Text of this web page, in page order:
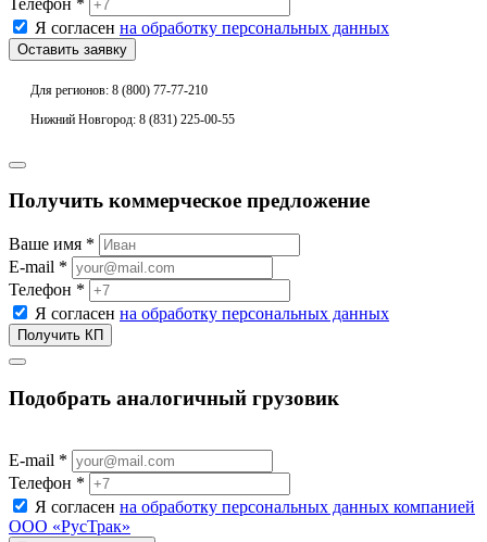
Я согласен на обработку персональных данных
Для регионов: 8 (800) 77-77-210
Нижний Новгород: 8 (831) 225-00-55
Получить коммерческое предложение
Ваше имя *
E-mail *
Телефон *
Я согласен на обработку персональных данных
Подобрать аналогичный грузовик
E-mail *
Телефон *
Я согласен на обработку персональных данных компанией
ООО «РусТрак»